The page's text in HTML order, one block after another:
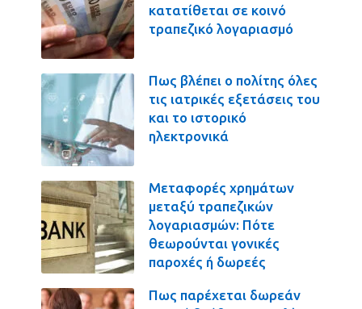
κατατίθεται σε κοινό
τραπεζικό λογαριασμό
Πως βλέπει ο πολίτης όλες
τις ιατρικές εξετάσεις του
και το ιστορικό
ηλεκτρονικά
Μεταφορές χρημάτων
μεταξύ τραπεζικών
λογαριασμών: Πότε
θεωρούνται γονικές
παροχές ή δωρεές
Πως παρέχεται δωρεάν